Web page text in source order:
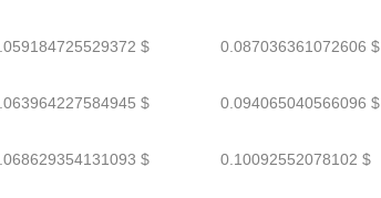
$ 0.087036361072606 $
$ 0.094065040566096 $
$ 0.10092552078102 $